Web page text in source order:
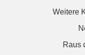
Weitere
Raus